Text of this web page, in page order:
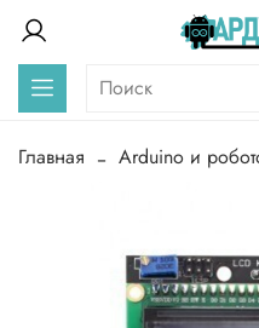
Главная Arduino и